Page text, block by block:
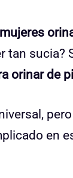
tan
orinar de
en